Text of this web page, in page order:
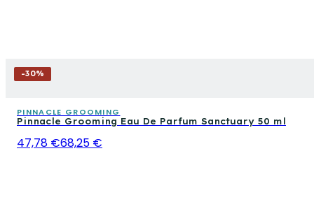
-30%
PINNACLE GROOMING
Pinnacle Grooming Eau De Parfum Sanctuary 50 ml
47,78 €68,25 €